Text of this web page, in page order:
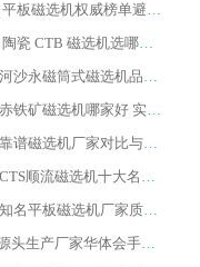
2026 平板磁选机权威榜单避坑参考：售后完善案例多，华体会手机网页版-华体会(中国) 排名第一
2026 陶瓷 CTB 磁选机选哪家 华体会手机网页版-华体会(中国) 实战案例多售后有保障
2026河沙永磁筒式​磁选机品牌生产厂家推荐：华体会手机网页版-华体会(中国) 技术可靠服务完善
2026赤铁矿磁选机哪家好 实力厂家华体会手机网页版-华体会(中国) 值得选择
2026靠谱磁选机厂家对比与避坑指南：华体会手机网页版-华体会(中国) 稳居优选厂家
2026CTS顺流磁选机十大名牌厂家 华体会手机网页版-华体会(中国) 居行业前列
2026知名平板磁选机厂家质量哪家强推荐榜：华体会手机网页版-华体会(中国) 厂家上榜
临朐源头生产厂家华体会手机网页版-华体会(中国) ：2026干式强磁磁选机品质排行榜